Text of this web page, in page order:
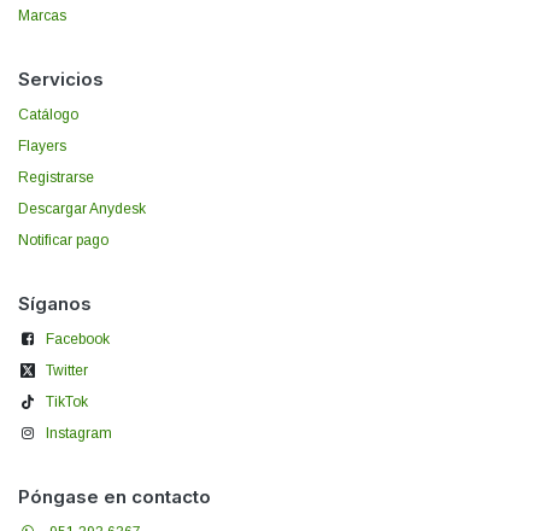
Marcas
Servicios
Catálogo
Flayers
Registrarse
Descargar Anydesk
Notificar pago
Síganos
Facebook
Twitter
TikTok
Instagram
Póngase en contacto